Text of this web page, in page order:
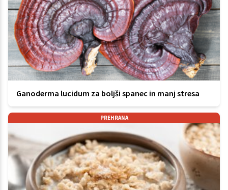
Ganoderma lucidum za boljši spanec in manj stresa
PREHRANA